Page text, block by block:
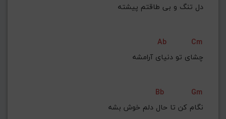
دل تنگ و بی طاقتم پیشته
Ab
Cm
چشای تو دنیای آرامشه
Bb
Gm
نگام کن تا حال دلم خوش بشه